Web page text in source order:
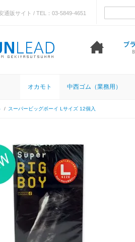
通販サイト / TEL：03-5849-4651
オカモト 中西ゴム（業務用）
/ スーパービッグボーイ Lサイズ 12個入